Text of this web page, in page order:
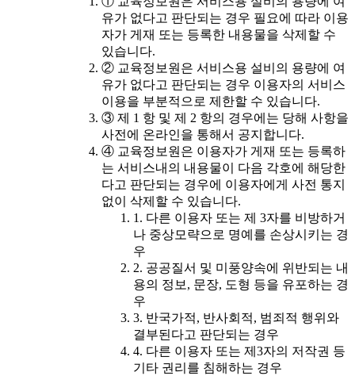
유가 없다고 판단되는 경우 필요에 따라 이용
자가 게재 또는 등록한 내용물을 삭제할 수
있습니다.
② 교육정보원은 서비스용 설비의 용량에 여
유가 없다고 판단되는 경우 이용자의 서비스
이용을 부분적으로 제한할 수 있습니다.
③ 제 1 항 및 제 2 항의 경우에는 당해 사항을
사전에 온라인을 통해서 공지합니다.
④ 교육정보원은 이용자가 게재 또는 등록하
는 서비스내의 내용물이 다음 각호에 해당한
다고 판단되는 경우에 이용자에게 사전 통지
없이 삭제할 수 있습니다.
1. 다른 이용자 또는 제 3자를 비방하거
나 중상모략으로 명예를 손상시키는 경
우
2. 공공질서 및 미풍양속에 위반되는 내
용의 정보, 문장, 도형 등을 유포하는 경
우
3. 반국가적, 반사회적, 범죄적 행위와
결부된다고 판단되는 경우
4. 다른 이용자 또는 제3자의 저작권 등
기타 권리를 침해하는 경우